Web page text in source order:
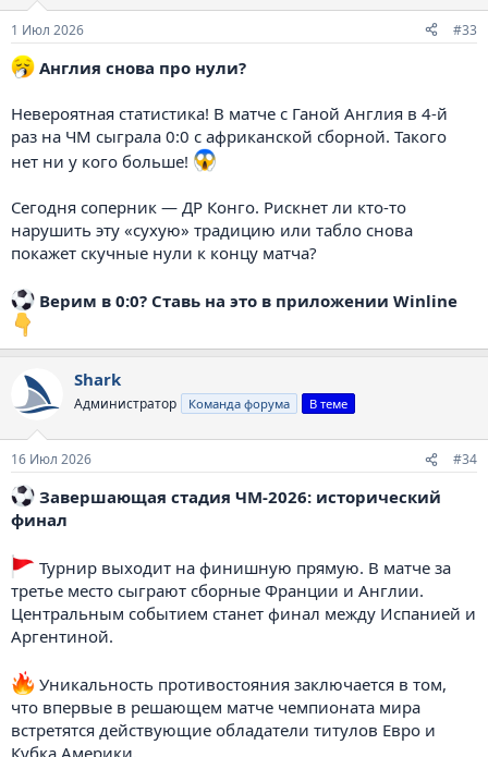
1 Июл 2026 #33
Англия снова про нули?
Невероятная статистика! В матче с Ганой Англия в 4-й
раз на ЧМ сыграла 0:0 с африканской сборной. Такого
нет ни у кого больше!
Сегодня соперник — ДР Конго. Рискнет ли кто-то
нарушить эту «сухую» традицию или табло снова
покажет скучные нули к концу матча?
Верим в 0:0? Ставь на это в приложении Winline
Shark
Администратор Команда форума В теме
16 Июл 2026 #34
️ Завершающая стадия ЧМ-2026: исторический
финал
Турнир выходит на финишную прямую. В матче за
третье место сыграют сборные Франции и Англии.
Центральным событием станет финал между Испанией и
Аргентиной.
Уникальность противостояния заключается в том,
что впервые в решающем матче чемпионата мира
встретятся действующие обладатели титулов Евро и
Кубка Америки.